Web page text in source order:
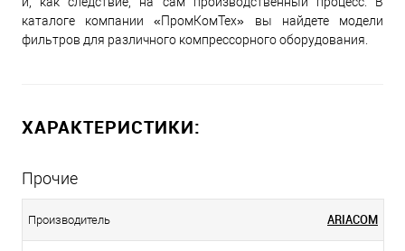
каталоге компании «ПромКомТех» вы найдете модели
фильтров для различного компрессорного оборудования.
ХАРАКТЕРИСТИКИ:
Прочие
Производитель ARIACOM